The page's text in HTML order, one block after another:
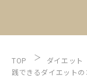
TOP ダイエット
践できるダイエットの